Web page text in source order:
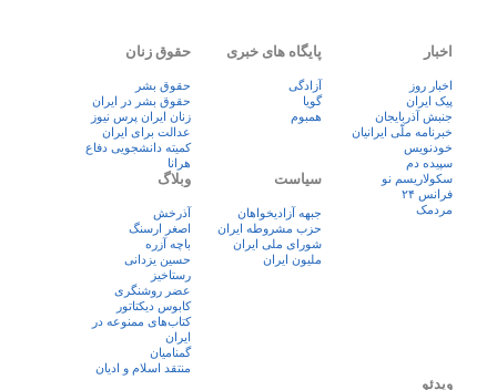
اخبار
اخبار روز
پيک ايران
جنبش آذربایجان
خبرنامه ملّی ایرانیان
خودنویس
سپیده دم
سکولاریسم نو
فرانس ۲۴
مردمک
پایگاه های خبری
آزادگی
گویا
همبوم
حقوق زنان
حقوق بشر
حقوق بشر در ایران
زنان ايران پرس نيوز
عدالت برای ایران
کمیته دانشجویی دفاع
هرانا
سیاست
جبهه آزادیخواهان
حزب مشروطه ایران
شورای ملی ایران
ملیون ایران
وبلاگ
آذرخش
اصغر ارسنگ
باچه آزره
حسین یزدانی
رستاخیز
عضر روشنگری
کابوس دیکتاتور
کتاب‌های ممنوعه در
ایران
گمنامیان
منتقد اسلام و ادیان
ویدئو